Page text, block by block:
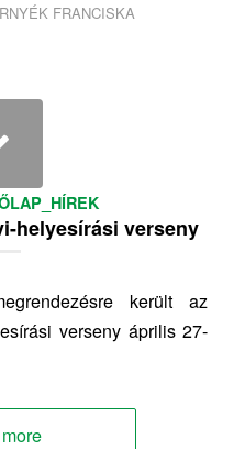
FRANCISKA
helyesírási verseny
került az
verseny április 27-